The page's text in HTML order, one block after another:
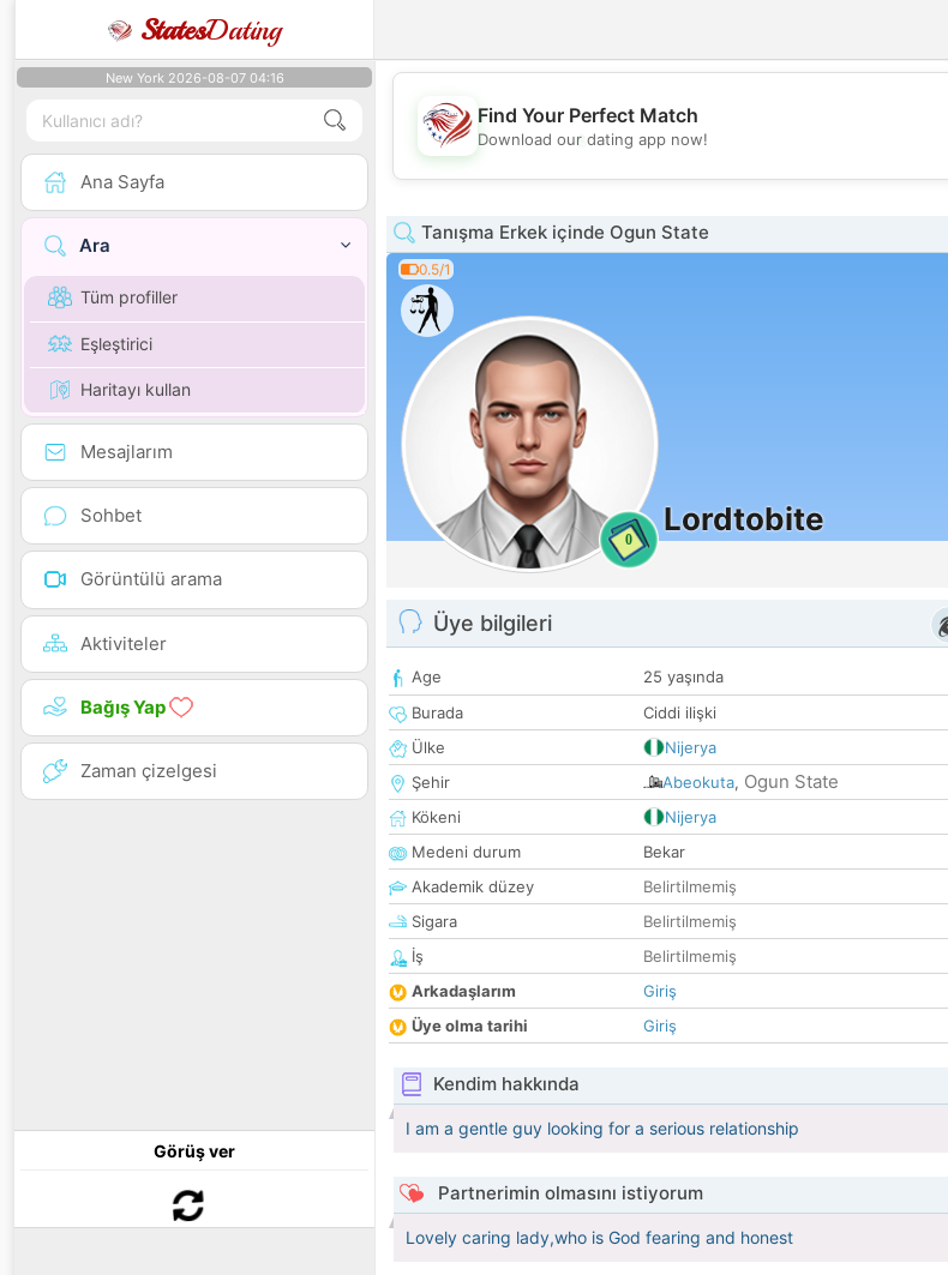
StatesDating
New York 2026-08-07 04:16
Ana Sayfa
Ara
Tüm profiller
Eşleştirici
Haritayı kullan
Mesajlarım
Sohbet
Görüntülü arama
Aktiviteler
Bağış Yap
Zaman çizelgesi
Görüş ver
💖
Find Your Perfect Match
Download our dating app now!
Tanışma Erkek içinde Ogun State
0.5/1
0
Lordtobite
Üye bilgileri
Age
25 yaşında
Burada
Ciddi ilişki
Ülke
Nijerya
Şehir
Abeokuta, Ogun State
Kökeni
Nijerya
Medeni durum
Bekar
Akademik düzey
Belirtilmemiş
Sigara
Belirtilmemiş
İş
Belirtilmemiş
Arkadaşlarım
Giriş
Üye olma tarihi
Giriş
Kendim hakkında
I am a gentle guy looking for a serious relationship
Partnerimin olmasını istiyorum
Lovely caring lady,who is God fearing and honest